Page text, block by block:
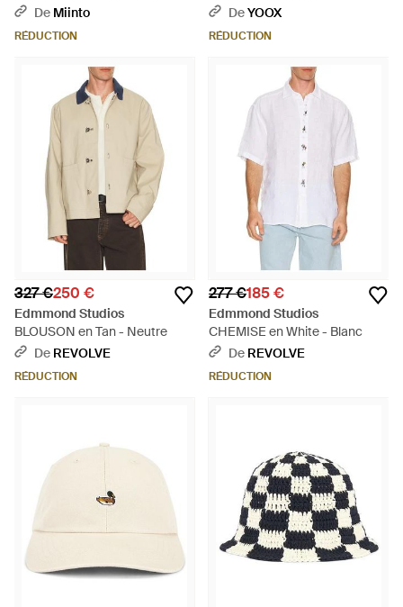
De Miinto
RÉDUCTION
DeYOOX
RÉDUCTION
327 €250 €
Edmmond Studios
BLOUSON en Tan - Neutre
De REVOLVE
RÉDUCTION
277 €185 €
Edmmond Studios
CHEMISE en White - Blanc
De REVOLVE
RÉDUCTION